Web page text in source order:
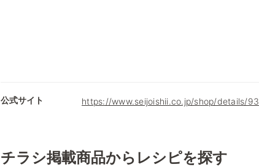
公式サイト https://www.seijoishii.co.jp/shop/details/93
チラシ掲載商品からレシピを探す